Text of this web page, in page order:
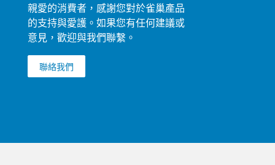
親愛的消費者，感謝您對於雀巢產品
的支持與愛護。如果您有任何建議或
意見，歡迎與我們聯繫。
聯絡我們